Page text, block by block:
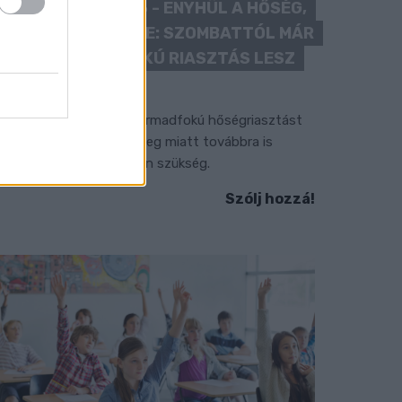
KÁNIKULA 2026 - ENYHÜL A HŐSÉG,
DE MÉG NINCS VÉGE: SZOMBATTÓL MÁR
“CSAK” MÁSODFOKÚ RIASZTÁS LESZ
vége óta tartó harmadfokú hőségriasztást
de a tartós meleg miatt továbbra is
óvatosságra van szükség.
Szólj hozzá!